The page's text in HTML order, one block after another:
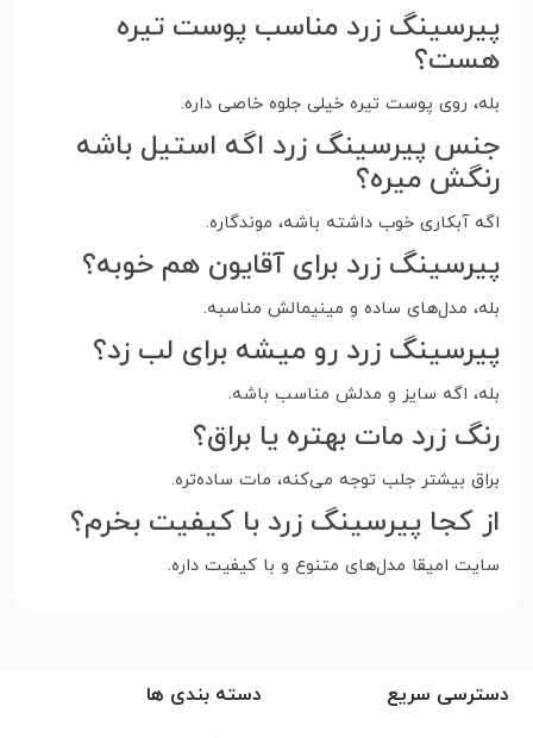
پیرسینگ زرد مناسب پوست تیره
هست؟
بله، روی پوست تیره خیلی جلوه خاصی داره.
جنس پیرسینگ زرد اگه استیل باشه
رنگش میره؟
اگه آبکاری خوب داشته باشه، موندگاره.
پیرسینگ زرد برای آقایون هم خوبه؟
بله، مدل‌های ساده و مینیمالش مناسبه.
پیرسینگ زرد رو میشه برای لب زد؟
بله، اگه سایز و مدلش مناسب باشه.
رنگ زرد مات بهتره یا براق؟
براق بیشتر جلب توجه می‌کنه، مات ساده‌تره.
از کجا پیرسینگ زرد با کیفیت بخرم؟
سایت امیقا مدل‌های متنوع و با کیفیت داره.
دسترسی سریع دسته بندی ها